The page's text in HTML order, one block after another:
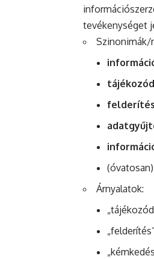
tevékenységet
Szinonimák/
felderítés
(óvatosan)
Árnyalatok: